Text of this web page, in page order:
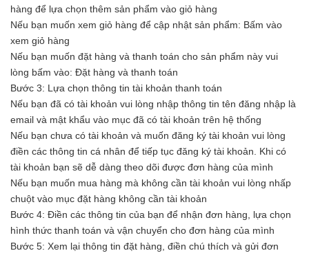
hàng để lựa chọn thêm sản phẩm vào giỏ hàng
Nếu bạn muốn xem giỏ hàng để cập nhật sản phẩm: Bấm vào
xem giỏ hàng
Nếu bạn muốn đặt hàng và thanh toán cho sản phẩm này vui
lòng bấm vào: Đặt hàng và thanh toán
Bước 3: Lựa chọn thông tin tài khoản thanh toán
Nếu bạn đã có tài khoản vui lòng nhập thông tin tên đăng nhập là
email và mật khẩu vào mục đã có tài khoản trên hệ thống
Nếu bạn chưa có tài khoản và muốn đăng ký tài khoản vui lòng
điền các thông tin cá nhân để tiếp tục đăng ký tài khoản. Khi có
tài khoản bạn sẽ dễ dàng theo dõi được đơn hàng của mình
Nếu bạn muốn mua hàng mà không cần tài khoản vui lòng nhấp
chuột vào mục đặt hàng không cần tài khoản
Bước 4: Điền các thông tin của bạn để nhận đơn hàng, lựa chọn
hình thức thanh toán và vận chuyển cho đơn hàng của mình
Bước 5: Xem lại thông tin đặt hàng, điền chú thích và gửi đơn